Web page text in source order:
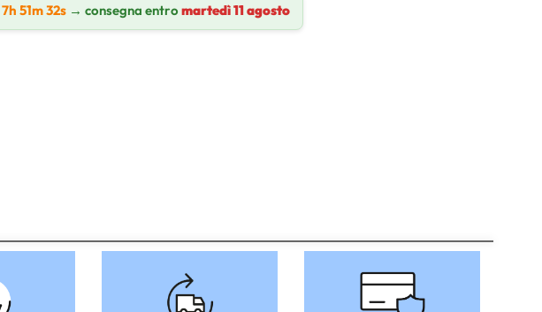
7h 51m 31s→ consegna entromartedì 11 agosto